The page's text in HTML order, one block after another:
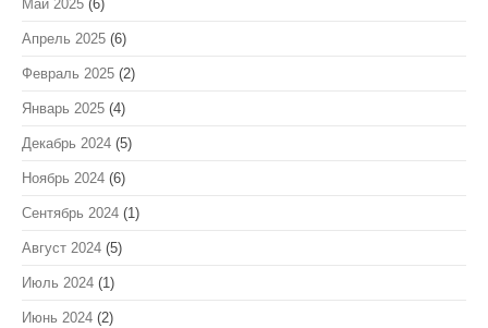
Май 2025 (6)
Апрель 2025 (6)
Февраль 2025 (2)
Январь 2025 (4)
Декабрь 2024 (5)
Ноябрь 2024 (6)
Сентябрь 2024 (1)
Август 2024 (5)
Июль 2024 (1)
Июнь 2024 (2)